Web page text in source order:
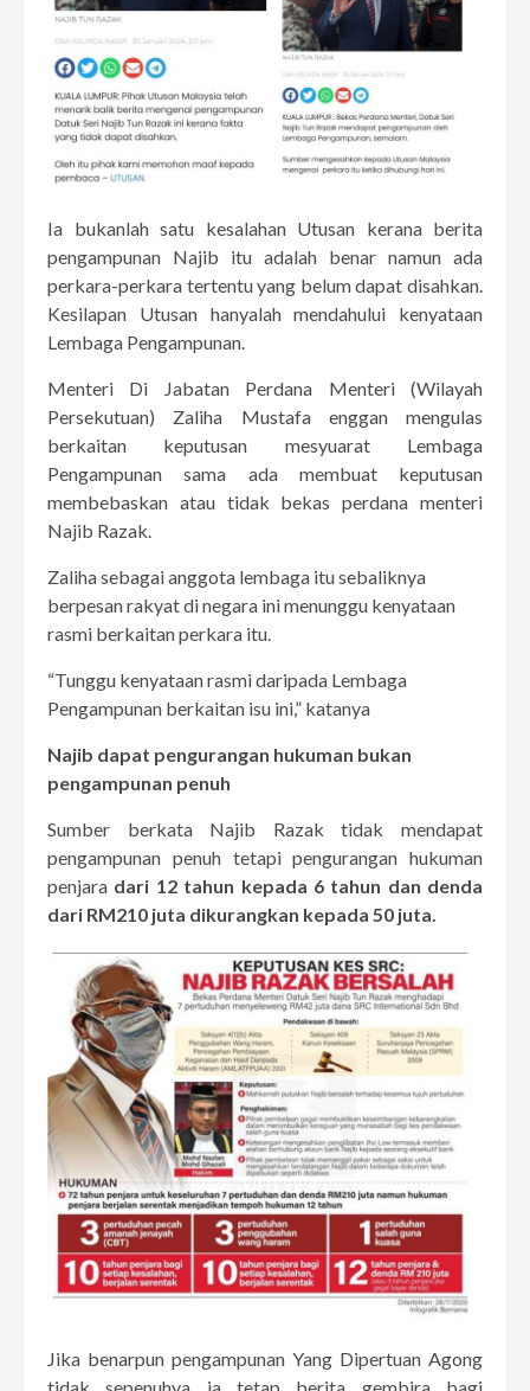
Ia bukanlah satu kesalahan Utusan kerana berita
pengampunan Najib itu adalah benar namun ada
perkara-perkara tertentu yang belum dapat disahkan.
Kesilapan Utusan hanyalah mendahului kenyataan
Lembaga Pengampunan.
Menteri Di Jabatan Perdana Menteri (Wilayah
Persekutuan) Zaliha Mustafa enggan mengulas
berkaitan keputusan mesyuarat Lembaga
Pengampunan sama ada membuat keputusan
membebaskan atau tidak bekas perdana menteri
Najib Razak.
Zaliha sebagai anggota lembaga itu sebaliknya
berpesan rakyat di negara ini menunggu kenyataan
rasmi berkaitan perkara itu.
“Tunggu kenyataan rasmi daripada Lembaga
Pengampunan berkaitan isu ini,” katanya
Najib dapat pengurangan hukuman bukan
pengampunan penuh
Sumber berkata Najib Razak tidak mendapat
pengampunan penuh tetapi pengurangan hukuman
penjara dari 12 tahun kepada 6 tahun dan denda
dari RM210 juta dikurangkan kepada 50 juta.
Jika benarpun pengampunan Yang Dipertuan Agong